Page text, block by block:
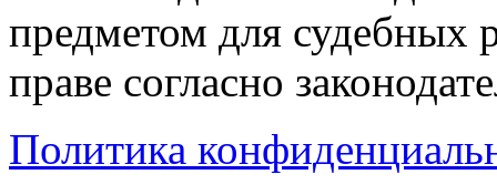
предметом для судебных
праве согласно
Политика